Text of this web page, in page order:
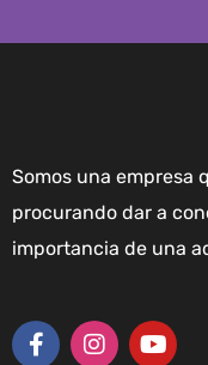
Somos una empresa
procurando dar a
importancia de una